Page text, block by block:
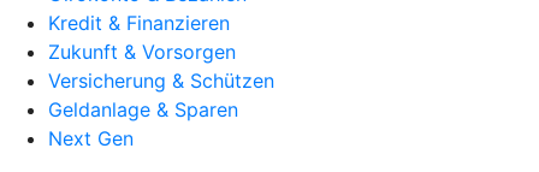
Kredit & Finanzieren
Zukunft & Vorsorgen
Versicherung & Schützen
Geldanlage & Sparen
Next Gen